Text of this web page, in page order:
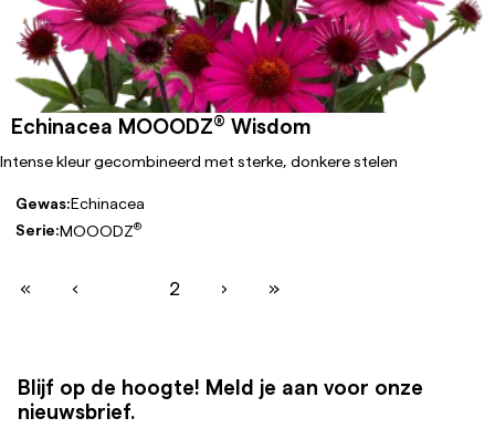
Echinacea MOOODZ® Wisdom
Intense kleur gecombineerd met sterke, donkere stelen
Gewas:Echinacea
Serie:MOOODZ®
« ‹ 2 › »
Blijf op de hoogte! Meld je aan voor onze
nieuwsbrief.